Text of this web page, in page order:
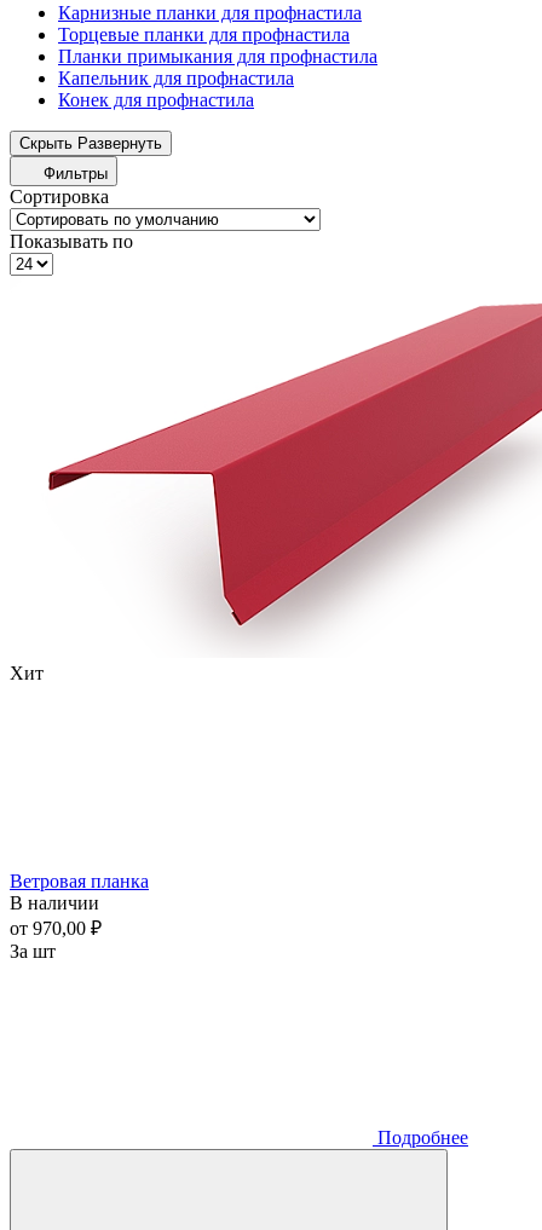
Карнизные планки для профнастила
Торцевые планки для профнастила
Планки примыкания для профнастила
Капельник для профнастила
Конек для профнастила
Скрыть Развернуть
Фильтры
Сортировка
Показывать по
Хит
Ветровая планка
В наличии
от 970,00 ₽
За шт
Подробнее